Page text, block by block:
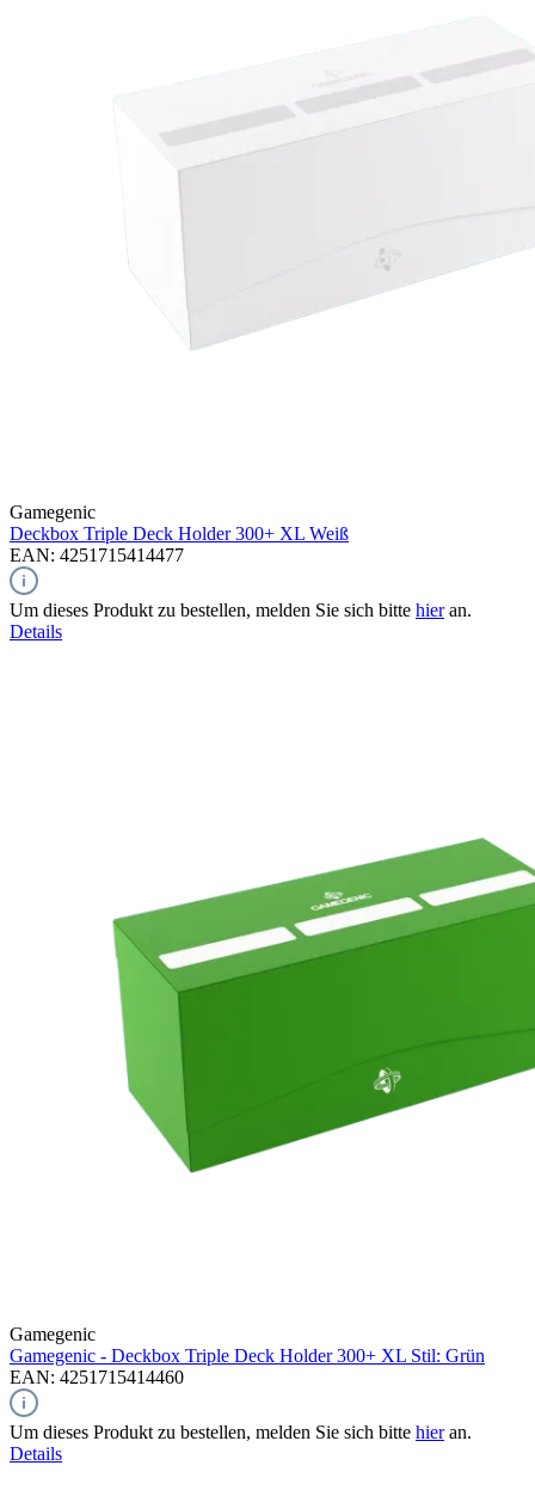
Gamegenic
Deckbox Triple Deck Holder 300+ XL Weiß
EAN: 4251715414477
Um dieses Produkt zu bestellen, melden Sie sich bitte hieran.
Details
Gamegenic
Gamegenic - Deckbox Triple Deck Holder 300+ XL Stil: Grün
EAN: 4251715414460
Um dieses Produkt zu bestellen, melden Sie sich bitte hieran.
Details